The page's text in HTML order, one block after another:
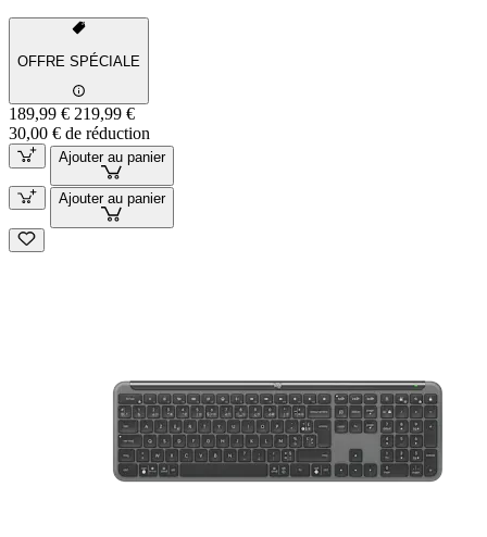
OFFRE SPÉCIALE
189,99 € 219,99 €
30,00 € de réduction
Ajouter au panier
Ajouter au panier